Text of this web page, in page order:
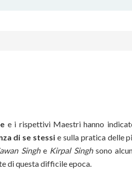
e i rispettivi Maestri hanno
di se stessi e sulla pratica delle
Singh eKirpal Singhsono
di questa difficile epoca.